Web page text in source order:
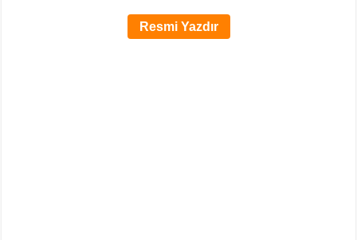
Resmi Yazdır